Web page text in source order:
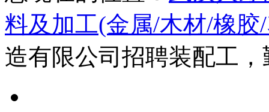
料及加工(金属/木材/橡胶
造有限公司招聘装配工